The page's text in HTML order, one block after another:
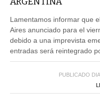
Lamentamos informar que
Aires anunciado para el
debido a una imprevista
entradas será reintegrado
PUBLICADO